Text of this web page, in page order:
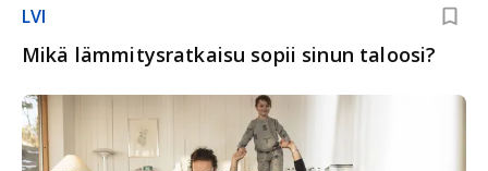
LVI
Mikä lämmitysratkaisu sopii sinun taloosi?